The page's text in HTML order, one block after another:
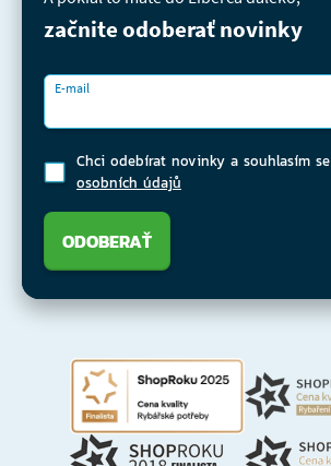
začnite odoberať novinky
E-mail
Chci odebírat novinky a souhlasím se
osobních údajů
ODOBERAŤ